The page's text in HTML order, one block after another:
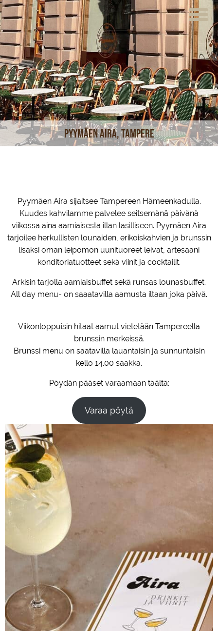
ETUSIVU
VERKKOKAUPPA
KAHVILAT
LOUNAS
MEISTÄ
TUOTTEET
HOTELLI
Pyymäen Aira, Tampere
Pyymäen Aira sijaitsee Tampereen Hämeenkadulla.
Kuudes kahvilamme palvelee seitsemänä päivänä
viikossa aina aamiaisesta illan lasilliseen. Pyymäen Aira
tarjoilee herkullisten lounaiden, erikoiskahvien ja brunssin
lisäksi oman leipomon uunituoreet leivät, artesaani
konditoriatuotteet sekä viinit ja cocktailit.
Arkisin tarjolla aamiaisbuffet sekä runsas lounasbuffet.
All day menu- on saaatavilla aamusta iltaan joka päivä.
Viikonloppuisin hitaat aamut vietetään Tampereella
brunssin merkeissä.
Brunssi menu on saatavilla lauantaisin ja sunnuntaisin
kello 14.00 saakka.
Pöydän pääset varaamaan täältä:
Varaa pöytä